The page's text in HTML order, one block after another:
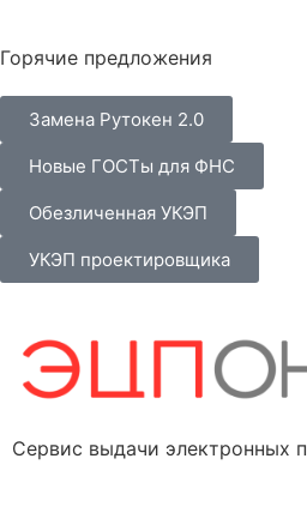
Горячие предложения
Замена Рутокен 2.0
Новые ГОСТы для ФНС
Обезличенная УКЭП
УКЭП проектировщика
Сервис выдачи электронных